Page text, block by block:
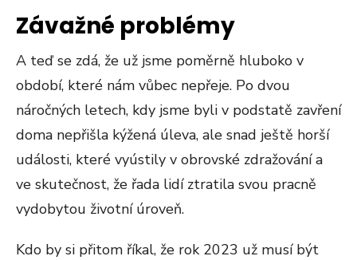
Závažné problémy
A teď se zdá, že už jsme poměrně hluboko v
období, které nám vůbec nepřeje. Po dvou
náročných letech, kdy jsme byli v podstatě zavření
doma nepřišla kýžená úleva, ale snad ještě horší
události, které vyústily v obrovské zdražování a
ve skutečnost, že řada lidí ztratila svou pracně
vydobytou životní úroveň.
Kdo by si přitom říkal, že rok 2023 už musí být